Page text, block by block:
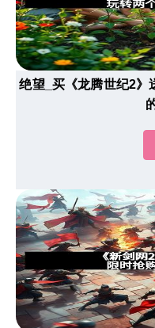
绝望_买《龙腾世纪2》